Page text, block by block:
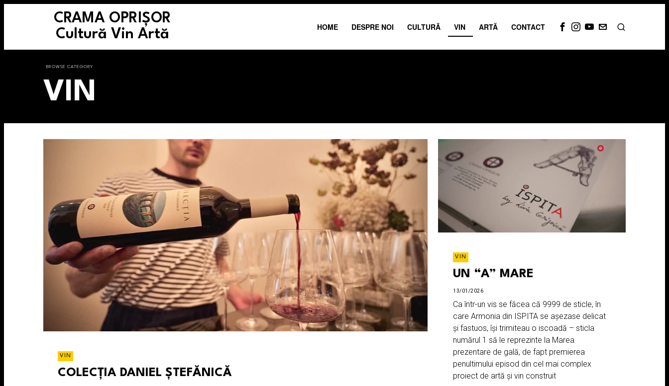
CRAMA OPRIȘOR
Cultură Vin Artă
HOME DESPRE NOI CULTURĂ VIN ARTĂ CONTACT
BROWSE CATEGORY
VIN
VIN
COLECȚIA DANIEL ȘTEFĂNICĂ
VIN
UN “A” MARE
13/01/2026
Ca într-un vis se făcea că 9999 de sticle, în
care Armonia din ISPITA se așezase delicat
și fastuos, își trimiteau o iscoadă – sticla
numărul 1 să le reprezinte la Marea
prezentare de gală, de fapt premierea
penultimului episod din cel mai complex
proiect de artă și vin construit